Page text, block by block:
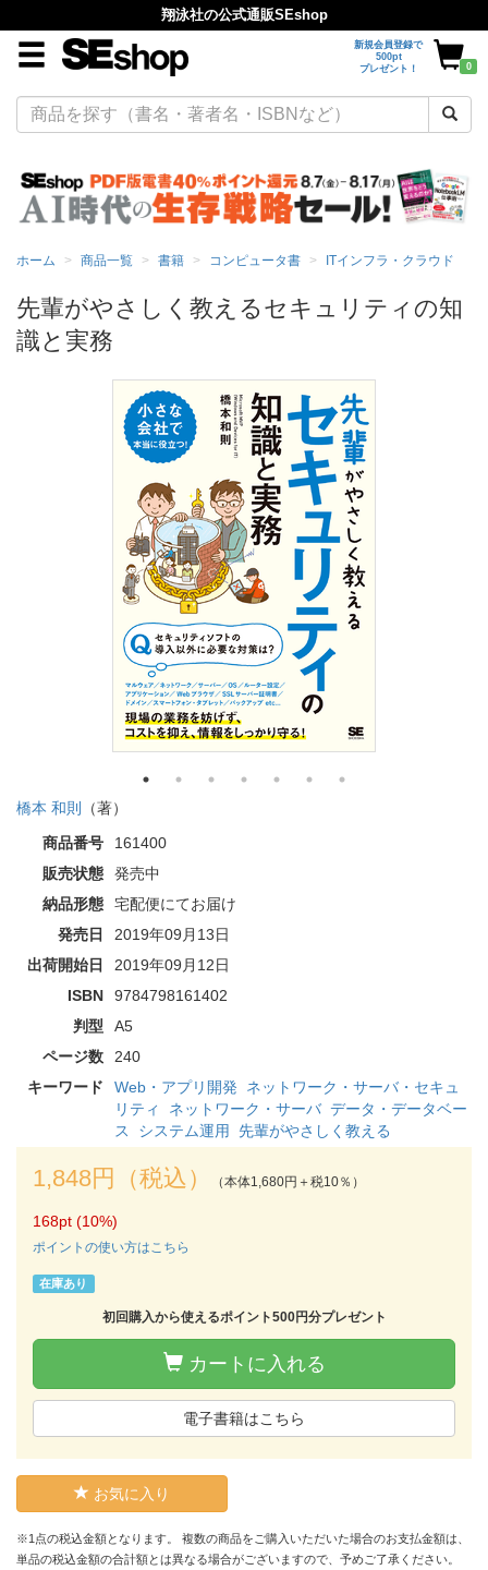
翔泳社の公式通販SEshop
新規会員登録で
500pt
プレゼント！
0
ホーム 商品一覧 書籍 コンピュータ書 ITインフラ・クラウド
先輩がやさしく教えるセキュリティの知
識と実務
橋本 和則
（著）
商品番号
161400
販売状態
発売中
納品形態
宅配便にてお届け
発売日
2019年09月13日
出荷開始日
2019年09月12日
ISBN
9784798161402
判型
A5
ページ数
240
キーワード
Web・アプリ開発
ネットワーク・サーバ・セキュ
リティ
ネットワーク・サーバ データ・データベー
ス
システム運用 先輩がやさしく教える
1,848円（税込） （本体1,680円＋税10％）
168pt (10%)
ポイントの使い方はこちら
在庫あり
初回購入から使えるポイント500円分プレゼント
カートに入れる
電子書籍はこちら
お気に入り
※1点の税込金額となります。 複数の商品をご購入いただいた場合のお支払金額は、
単品の税込金額の合計額とは異なる場合がございますので、予めご了承ください。